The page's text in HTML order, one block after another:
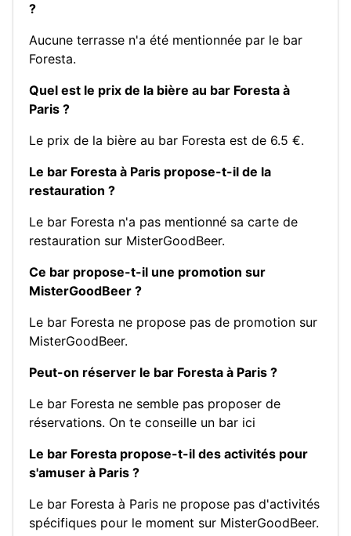
?
Aucune terrasse n'a été mentionnée par le bar
Foresta.
Quel est le prix de la bière au bar Foresta à
Paris ?
Le prix de la bière au bar Foresta est de 6.5 €.
Le bar Foresta à Paris propose-t-il de la
restauration ?
Le bar Foresta n'a pas mentionné sa carte de
restauration sur MisterGoodBeer.
Ce bar propose-t-il une promotion sur
MisterGoodBeer ?
Le bar Foresta ne propose pas de promotion sur
MisterGoodBeer.
Peut-on réserver le bar Foresta à Paris ?
Le bar Foresta ne semble pas proposer de
réservations. On te conseille un bar ici
Le bar Foresta propose-t-il des activités pour
s'amuser à Paris ?
Le bar Foresta à Paris ne propose pas d'activités
spécifiques pour le moment sur MisterGoodBeer.